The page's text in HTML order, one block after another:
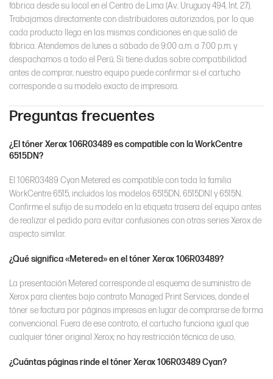
fábrica desde su local en el Centro de Lima (Av. Uruguay 494, Int. 27).
Trabajamos directamente con distribuidores autorizados, por lo que
cada producto llega en las mismas condiciones en que salió de
fábrica. Atendemos de lunes a sábado de 9:00 a.m. a 7:00 p.m. y
despachamos a todo el Perú. Si tiene dudas sobre compatibilidad
antes de comprar, nuestro equipo puede confirmar si el cartucho
corresponde a su modelo exacto de impresora.
Preguntas frecuentes
¿El tóner Xerox 106R03489 es compatible con la WorkCentre
6515DN?
El 106R03489 Cyan Metered es compatible con toda la familia
WorkCentre 6515, incluidos los modelos 6515DN, 6515DNI y 6515N.
Confirme el sufijo de su modelo en la etiqueta trasera del equipo antes
de realizar el pedido para evitar confusiones con otras series Xerox de
aspecto similar.
¿Qué significa «Metered» en el tóner Xerox 106R03489?
La presentación Metered corresponde al esquema de suministro de
Xerox para clientes bajo contrato Managed Print Services, donde el
tóner se factura por páginas impresas en lugar de comprarse de forma
convencional. Fuera de ese contrato, el cartucho funciona igual que
cualquier tóner original Xerox; no hay restricción técnica de uso.
¿Cuántas páginas rinde el tóner Xerox 106R03489 Cyan?